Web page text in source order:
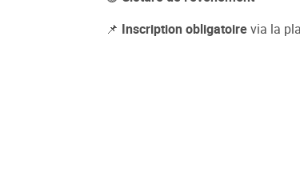
📌 Inscription obligatoirevia la